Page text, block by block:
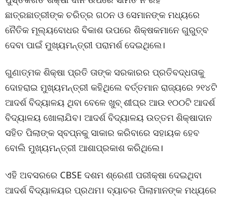
ଛାତ୍ରଛାତ୍ରୀଙ୍କ ଚରିତ୍ର ଗଠନ ଓ ସେମାନଙ୍କ ମଧ୍ୟରେ
ନୈତିକ ମୂଲ୍ୟବୋଧର ବିକାଶ ଉପରେ ଶିକ୍ଷକମାନେ ଗୁରୁତ୍ବ
ଦେବା ପାଇଁ ମୁଖ୍ୟମନ୍ତ୍ରୀ ପରାମର୍ଶ ଦେଇଥିଲେ।
ଗୁଣାତ୍ମକ ଶିକ୍ଷା ପ୍ରତି ତାଙ୍କ ସରକାରର ପ୍ରତିବଦ୍ଧତାକୁ
ଦୋହରାଇ ମୁଖ୍ୟମନ୍ତ୍ରୀ କହିଥିଲେ ବର୍ତ୍ତମାନ ରାଜ୍ୟରେ ୨୧୪ଟି
ଆଦର୍ଶ ବିଦ୍ୟାଳୟ ଥିବା ବେଳେ ଖୁବ୍ ଶୀଘ୍ର ଆଉ ୧୦୦ଟି ଆଦର୍ଶ
ବିଦ୍ୟାଳୟ ଖୋଲାଯିବ। ଆଦର୍ଶ ବିଦ୍ୟାଳୟ ଉତ୍ତମ ଶିକ୍ଷାଦାନ
ସହିତ ପିଲାଙ୍କ ସ୍ବପ୍ନକୁ ସାକାର କରିବାରେ ସହାୟକ ହେବ
ବୋଲି ମୁଖ୍ୟମନ୍ତ୍ରୀ ଆଶାପ୍ରକାଶ କରିଥିଲେ।
ଏହି ଅବସରରେ CBSE ଦଶମ ଶ୍ରେଣୀ ପରୀକ୍ଷା ଦେଇଥିବା
ଆଦର୍ଶ ବିଦ୍ୟାଳୟର ପ୍ରଥମ। ବ୍ୟାଚର ପିଲାମାନଙ୍କ ମଧ୍ୟରେ